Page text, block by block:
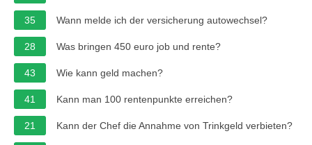
35 Wann melde ich der versicherung autowechsel?
28 Was bringen 450 euro job und rente?
43 Wie kann geld machen?
41 Kann man 100 rentenpunkte erreichen?
21 Kann der Chef die Annahme von Trinkgeld verbieten?